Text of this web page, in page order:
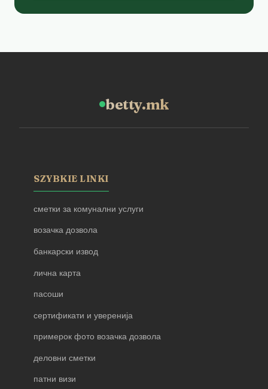
betty.mk
SZYBKIE LINKI
сметки за комунални услуги
возачка дозвола
банкарски извод
лична карта
пасоши
сертификати и уверенија
примерок фото возачка дозвола
деловни сметки
патни визи